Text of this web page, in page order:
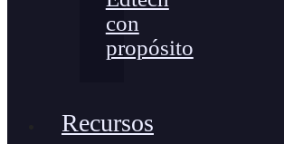
con
propósito
Recursos